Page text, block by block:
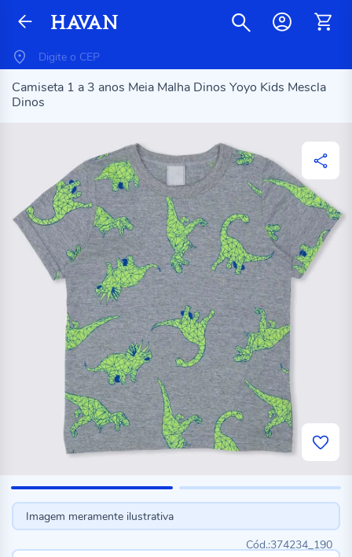
Camiseta 1 a 3 anos Meia Malha Dinos Yoyo Kids Mescla
Dinos
Imagem meramente ilustrativa
374234_190